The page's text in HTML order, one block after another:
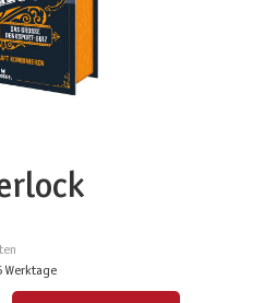
oder benutze die Schaltflächen um die Anzahl zu